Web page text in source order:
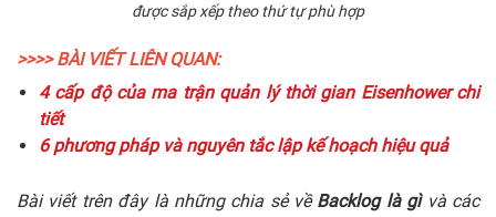
được sắp xếp theo thứ tự phù hợp
>>>> BÀI VIẾT LIÊN QUAN:
4 cấp độ của ma trận quản lý thời gian Eisenhower chi
tiết
6 phương pháp và nguyên tắc lập kế hoạch hiệu quả
Bài viết trên đây là những chia sẻ về Backlog là gìvà các